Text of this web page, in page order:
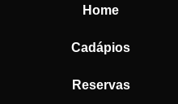
Home
Cadápios
Reservas